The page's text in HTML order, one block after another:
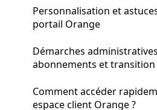
Personnalisation et
portail Orange
Démarches
abonnements et
Comment accéder
espace client Orange ?